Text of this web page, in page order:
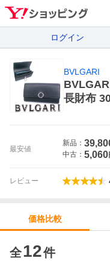
ログイン
BVLGARI
長財布
最安値
新品：
中古： 5,060
レビュー
価格比較
全12件